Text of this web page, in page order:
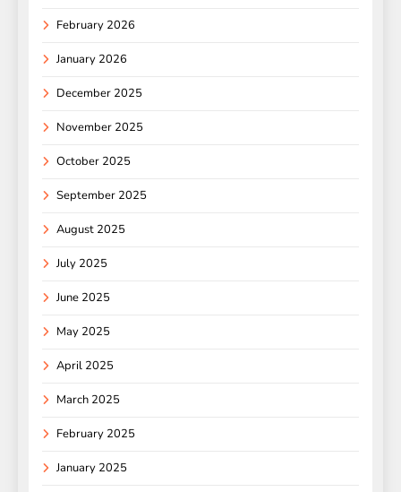
February 2026
January 2026
December 2025
November 2025
October 2025
September 2025
August 2025
July 2025
June 2025
May 2025
April 2025
March 2025
February 2025
January 2025